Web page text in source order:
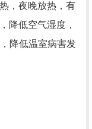
，夜晚放热，有
降低空气湿度，
降低温室病害发